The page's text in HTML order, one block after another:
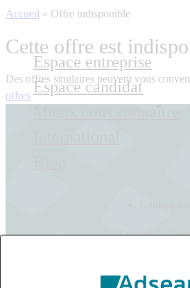
Espace entreprise
Espace candidat
Français
Accueil » Offre indisponible
Cette offre est
Des offres similaires peuvent vous
offres